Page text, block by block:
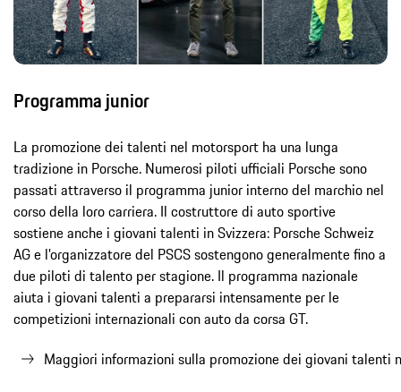
Programma junior
La promozione dei talenti nel motorsport ha una lunga
tradizione in Porsche. Numerosi piloti ufficiali Porsche sono
passati attraverso il programma junior interno del marchio nel
corso della loro carriera. Il costruttore di auto sportive
sostiene anche i giovani talenti in Svizzera: Porsche Schweiz
AG e l'organizzatore del PSCS sostengono generalmente fino a
due piloti di talento per stagione. Il programma nazionale
aiuta i giovani talenti a prepararsi intensamente per le
competizioni internazionali con auto da corsa GT.
Maggiori informazioni sulla promozione dei giovani talenti